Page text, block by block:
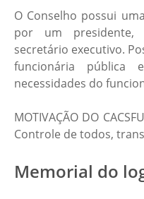
O Conselho possui
por um presidente,
secretário executivo.
funcionária pública
necessidades do
MOTIVAÇÃO DO
Controle de todos,
Memorial do